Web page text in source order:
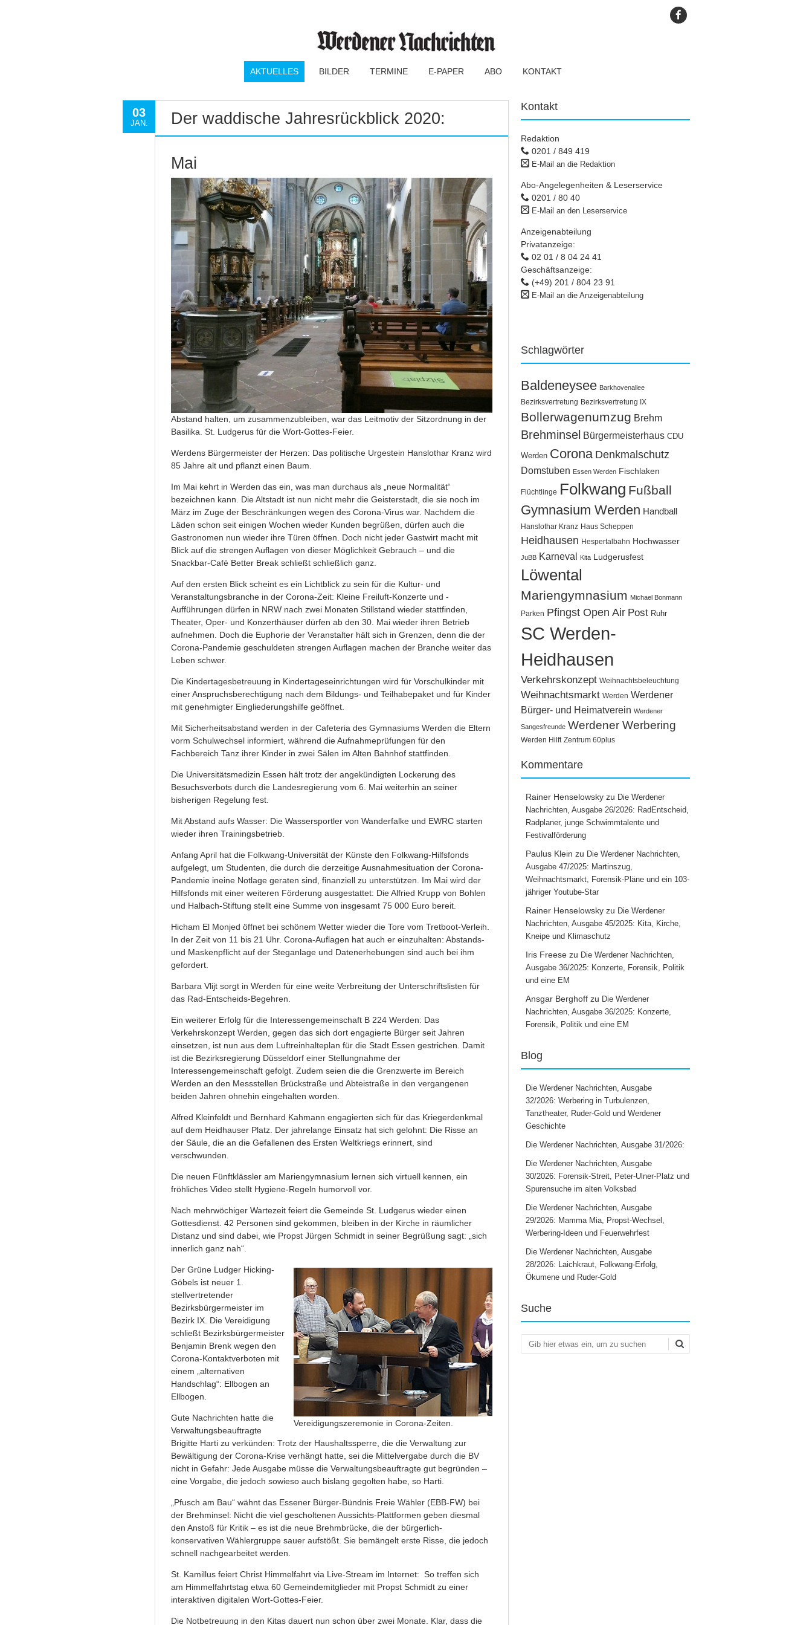
AKTUELLES BILDER TERMINE E-PAPER ABO KONTAKT
03
JAN. Der waddische Jahresrückblick 2020:
Mai
Abstand halten, um zusammenzubleiben, war das Leitmotiv der Sitzordnung in der
Basilika. St. Ludgerus für die Wort-Gottes-Feier.
Werdens Bürgermeister der Herzen: Das politische Urgestein Hanslothar Kranz wird
85 Jahre alt und pflanzt einen Baum.
Im Mai kehrt in Werden das ein, was man durchaus als „neue Normalität“
bezeichnen kann. Die Altstadt ist nun nicht mehr die Geisterstadt, die sie noch im
März im Zuge der Beschränkungen wegen des Corona-Virus war. Nachdem die
Läden schon seit einigen Wochen wieder Kunden begrüßen, dürfen auch die
Gastronomen nun wieder ihre Türen öffnen. Doch nicht jeder Gastwirt macht mit
Blick auf die strengen Auflagen von dieser Möglichkeit Gebrauch – und die
Snackbar-Café Better Break schließt schließlich ganz.
Auf den ersten Blick scheint es ein Lichtblick zu sein für die Kultur- und
Veranstaltungsbranche in der Corona-Zeit: Kleine Freiluft-Konzerte und -
Aufführungen dürfen in NRW nach zwei Monaten Stillstand wieder stattfinden,
Theater, Oper- und Konzerthäuser dürfen ab den 30. Mai wieder ihren Betrieb
aufnehmen. Doch die Euphorie der Veranstalter hält sich in Grenzen, denn die der
Corona-Pandemie geschuldeten strengen Auflagen machen der Branche weiter das
Leben schwer.
Die Kindertagesbetreuung in Kindertageseinrichtungen wird für Vorschulkinder mit
einer Anspruchsberechtigung nach dem Bildungs- und Teilhabepaket und für Kinder
mit genehmigter Eingliederungshilfe geöffnet.
Mit Sicherheitsabstand werden in der Cafeteria des Gymnasiums Werden die Eltern
vorm Schulwechsel informiert, während die Aufnahmeprüfungen für den
Fachbereich Tanz ihrer Kinder in zwei Sälen im Alten Bahnhof stattfinden.
Die Universitätsmedizin Essen hält trotz der angekündigten Lockerung des
Besuchsverbots durch die Landesregierung vom 6. Mai weiterhin an seiner
bisherigen Regelung fest.
Mit Abstand aufs Wasser: Die Wassersportler von Wanderfalke und EWRC starten
wieder ihren Trainingsbetrieb.
Anfang April hat die Folkwang-Universität der Künste den Folkwang-Hilfsfonds
aufgelegt, um Studenten, die durch die derzeitige Ausnahmesituation der Corona-
Pandemie ineine Notlage geraten sind, finanziell zu unterstützen. Im Mai wird der
Hilfsfonds mit einer weiteren Förderung ausgestattet: Die Alfried Krupp von Bohlen
und Halbach-Stiftung stellt eine Summe von insgesamt 75 000 Euro bereit.
Hicham El Monjed öffnet bei schönem Wetter wieder die Tore vom Tretboot-Verleih.
In der Zeit von 11 bis 21 Uhr. Corona-Auflagen hat auch er einzuhalten: Abstands-
und Maskenpflicht auf der Steganlage und Datenerhebungen sind auch bei ihm
gefordert.
Barbara Vlijt sorgt in Werden für eine weite Verbreitung der Unterschriftslisten für
das Rad-Entscheids-Begehren.
Ein weiterer Erfolg für die Interessengemeinschaft B 224 Werden: Das
Verkehrskonzept Werden, gegen das sich dort engagierte Bürger seit Jahren
einsetzen, ist nun aus dem Luftreinhalteplan für die Stadt Essen gestrichen. Damit
ist die Bezirksregierung Düsseldorf einer Stellungnahme der
Interessengemeinschaft gefolgt. Zudem seien die die Grenzwerte im Bereich
Werden an den Messstellen Brückstraße und Abteistraße in den vergangenen
beiden Jahren ohnehin eingehalten worden.
Alfred Kleinfeldt und Bernhard Kahmann engagierten sich für das Kriegerdenkmal
auf dem Heidhauser Platz. Der jahrelange Einsatz hat sich gelohnt: Die Risse an
der Säule, die an die Gefallenen des Ersten Weltkriegs erinnert, sind
verschwunden.
Die neuen Fünftklässler am Mariengymnasium lernen sich virtuell kennen, ein
fröhliches Video stellt Hygiene-Regeln humorvoll vor.
Nach mehrwöchiger Wartezeit feiert die Gemeinde St. Ludgerus wieder einen
Gottesdienst. 42 Personen sind gekommen, bleiben in der Kirche in räumlicher
Distanz und sind dabei, wie Propst Jürgen Schmidt in seiner Begrüßung sagt: „sich
innerlich ganz nah“.
Vereidigungszeremonie in Corona-Zeiten.
Der Grüne Ludger Hicking-
Göbels ist neuer 1.
stellvertretender
Bezirksbürgermeister im
Bezirk IX. Die Vereidigung
schließt Bezirksbürgermeister
Benjamin Brenk wegen den
Corona-Kontaktverboten mit
einem „alternativen
Handschlag“: Ellbogen an
Ellbogen.
Gute Nachrichten hatte die
Verwaltungsbeauftragte
Brigitte Harti zu verkünden: Trotz der Haushaltssperre, die die Verwaltung zur
Bewältigung der Corona-Krise verhängt hatte, sei die Mittelvergabe durch die BV
nicht in Gefahr: Jede Ausgabe müsse die Verwaltungsbeauftragte gut begründen –
eine Vorgabe, die jedoch sowieso auch bislang gegolten habe, so Harti.
„Pfusch am Bau“ wähnt das Essener Bürger-Bündnis Freie Wähler (EBB-FW) bei
der Brehminsel: Nicht die viel gescholtenen Aussichts-Plattformen geben diesmal
den Anstoß für Kritik – es ist die neue Brehmbrücke, die der bürgerlich-
konservativen Wählergruppe sauer aufstößt. Sie bemängelt erste Risse, die jedoch
schnell nachgearbeitet werden.
St. Kamillus feiert Christ Himmelfahrt via Live-Stream im Internet: So treffen sich
am Himmelfahrtstag etwa 60 Gemeindemitglieder mit Propst Schmidt zu einer
interaktiven digitalen Wort-Gottes-Feier.
Die Notbetreuung in den Kitas dauert nun schon über zwei Monate. Klar, dass die
Kontakt
Redaktion
0201 / 849 419
E-Mail an die Redaktion
Abo-Angelegenheiten & Leserservice
0201 / 80 40
E-Mail an den Leserservice
Anzeigenabteilung
Privatanzeige:
02 01 / 8 04 24 41
Geschäftsanzeige:
(+49) 201 / 804 23 91
E-Mail an die Anzeigenabteilung
Schlagwörter
Baldeneysee Barkhovenallee
Bezirksvertretung Bezirksvertretung IX
Bollerwagenumzug Brehm
Brehminsel Bürgermeisterhaus CDU
Werden Corona Denkmalschutz
Domstuben Essen Werden Fischlaken
Flüchtlinge Folkwang Fußball
Gymnasium Werden Handball
Hanslothar Kranz Haus Scheppen
Heidhausen Hespertalbahn Hochwasser
JuBB Karneval Kita Ludgerusfest
Löwental
Mariengymnasium Michael Bonmann
Parken Pfingst Open Air Post Ruhr
SC Werden-
Heidhausen
Verkehrskonzept Weihnachtsbeleuchtung
Weihnachtsmarkt Werden Werdener
Bürger- und Heimatverein Werdener
Sangesfreunde Werdener Werbering
Werden Hilft Zentrum 60plus
Kommentare
Rainer Henselowsky zu Die Werdener
Nachrichten, Ausgabe 26/2026: RadEntscheid,
Radplaner, junge Schwimmtalente und
Festivalförderung
Paulus Klein zu Die Werdener Nachrichten,
Ausgabe 47/2025: Martinszug,
Weihnachtsmarkt, Forensik-Pläne und ein 103-
jähriger Youtube-Star
Rainer Henselowsky zu Die Werdener
Nachrichten, Ausgabe 45/2025: Kita, Kirche,
Kneipe und Klimaschutz
Iris Freese zu Die Werdener Nachrichten,
Ausgabe 36/2025: Konzerte, Forensik, Politik
und eine EM
Ansgar Berghoff zu Die Werdener
Nachrichten, Ausgabe 36/2025: Konzerte,
Forensik, Politik und eine EM
Blog
Die Werdener Nachrichten, Ausgabe
32/2026: Werbering in Turbulenzen,
Tanztheater, Ruder-Gold und Werdener
Geschichte
Die Werdener Nachrichten, Ausgabe 31/2026:
Die Werdener Nachrichten, Ausgabe
30/2026: Forensik-Streit, Peter-Ulner-Platz und
Spurensuche im alten Volksbad
Die Werdener Nachrichten, Ausgabe
29/2026: Mamma Mia, Propst-Wechsel,
Werbering-Ideen und Feuerwehrfest
Die Werdener Nachrichten, Ausgabe
28/2026: Laichkraut, Folkwang-Erfolg,
Ökumene und Ruder-Gold
Suche
Suchen